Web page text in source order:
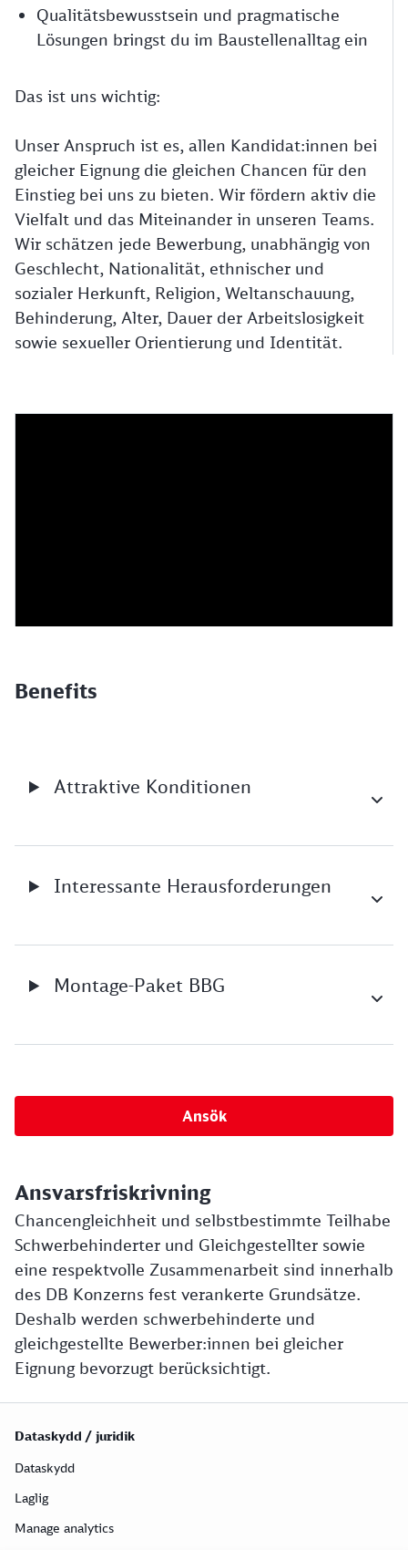
Qualitätsbewusstsein und pragmatische
Lösungen bringst du im Baustellenalltag ein
Das ist uns wichtig:
Unser Anspruch ist es, allen Kandidat:innen bei
gleicher Eignung die gleichen Chancen für den
Einstieg bei uns zu bieten. Wir fördern aktiv die
Vielfalt und das Miteinander in unseren Teams.
Wir schätzen jede Bewerbung, unabhängig von
Geschlecht, Nationalität, ethnischer und
sozialer Herkunft, Religion, Weltanschauung,
Behinderung, Alter, Dauer der Arbeitslosigkeit
sowie sexueller Orientierung und Identität.
Benefits
Attraktive Konditionen
Interessante Herausforderungen
Montage-Paket BBG
Ansök
Ansvarsfriskrivning
Chancengleichheit und selbstbestimmte Teilhabe
Schwerbehinderter und Gleichgestellter sowie
eine respektvolle Zusammenarbeit sind innerhalb
des DB Konzerns fest verankerte Grundsätze.
Deshalb werden schwerbehinderte und
gleichgestellte Bewerber:innen bei gleicher
Eignung bevorzugt berücksichtigt.
Dataskydd / juridik
Dataskydd
Laglig
Manage analytics